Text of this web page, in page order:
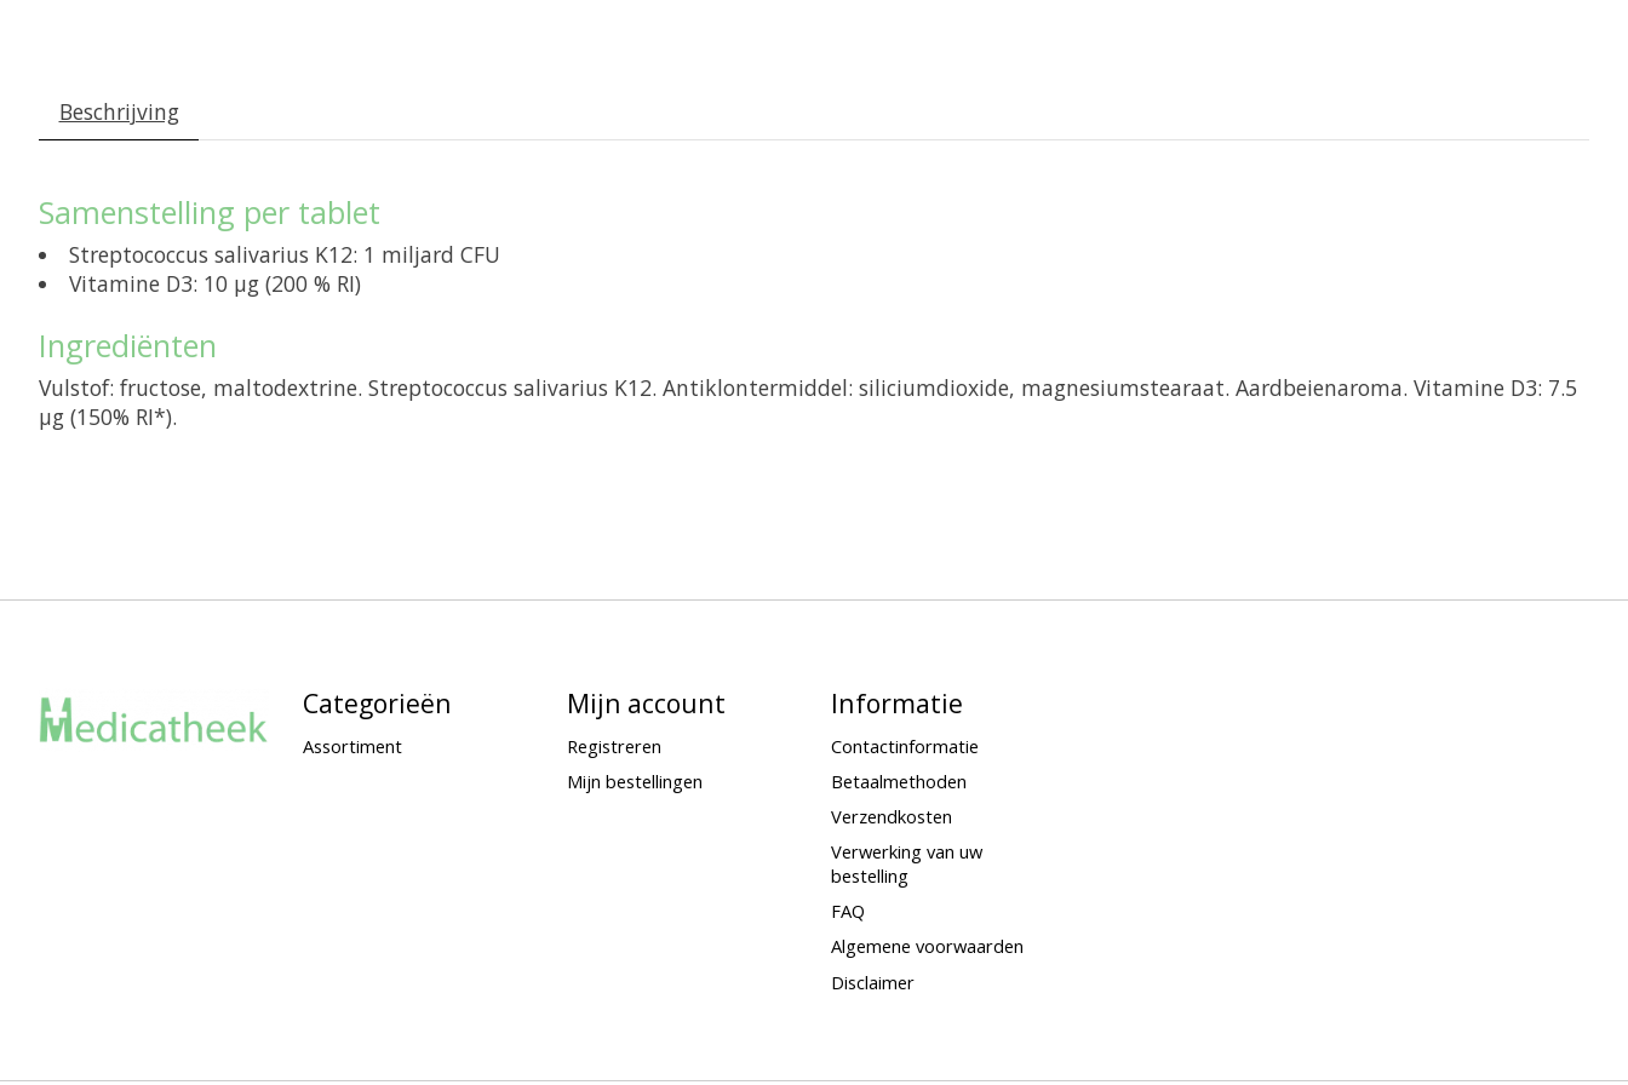
Beschrijving
Samenstelling per tablet
Streptococcus salivarius K12: 1 miljard CFU
Vitamine D3: 10 μg (200 % RI)
Ingrediënten
Vulstof: fructose, maltodextrine. Streptococcus salivarius K12. Antiklontermiddel: siliciumdioxide, magnesiumstearaat. Aardbeienaroma. Vitamine D3: 7.5
µg (150% RI*).
Categorieën
Assortiment
Mijn account
Registreren
Mijn bestellingen
Informatie
Contactinformatie
Betaalmethoden
Verzendkosten
Verwerking van uw
bestelling
FAQ
Algemene voorwaarden
Disclaimer